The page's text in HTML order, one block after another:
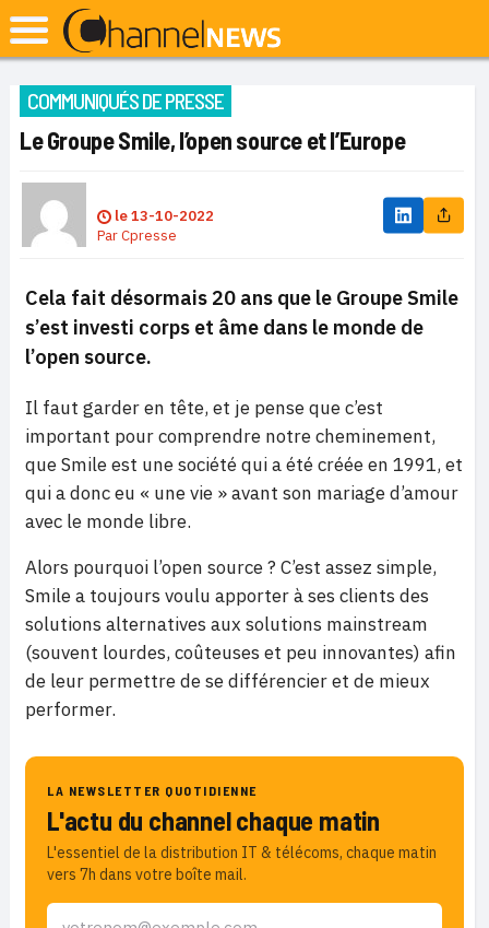
COMMUNIQUÉS DE PRESSE
Le Groupe Smile, l’open source et l’Europe
le13-10-2022
ParCpresse
Cela fait désormais 20 ans que le Groupe Smile
s’est investi corps et âme dans le monde de
l’open source.
Il faut garder en tête, et je pense que c’est
important pour comprendre notre cheminement,
que Smile est une société qui a été créée en 1991, et
qui a donc eu « une vie » avant son mariage d’amour
avec le monde libre.
Alors pourquoi l’open source ? C’est assez simple,
Smile a toujours voulu apporter à ses clients des
solutions alternatives aux solutions mainstream
(souvent lourdes, coûteuses et peu innovantes) afin
de leur permettre de se différencier et de mieux
performer.
LA NEWSLETTER QUOTIDIENNE
L'actu du channel chaque matin
L'essentiel de la distribution IT & télécoms, chaque matin
vers 7h dans votre boîte mail.